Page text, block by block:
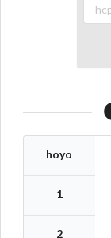
hoyo
1
2